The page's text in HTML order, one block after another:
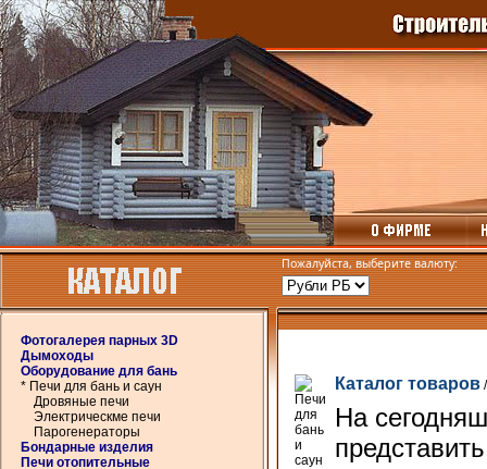
Фотогалерея парных 3D
Дымоходы
Оборудование для бань
* Печи для бань и саун
Дровяные печи
Электрическме печи
Парогенераторы
Бондарные изделия
Печи отопительные
Пожалуйста, выберите валюту:
Каталог товаров
На